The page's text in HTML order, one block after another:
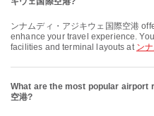
ンナムディ・アジキウェ国際空港 offers and many other amenities to
enhance your travel experience.
facilities and terminal layouts at ン
What are the most popular airport
空港?